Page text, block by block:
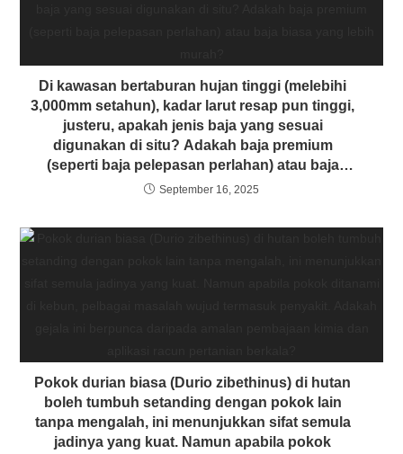
Di kawasan bertaburan hujan tinggi (melebihi
3,000mm setahun), kadar larut resap pun tinggi,
justeru, apakah jenis baja yang sesuai
digunakan di situ? Adakah baja premium
(seperti baja pelepasan perlahan) atau baja
biasa yang lebih murah?
September 16, 2025
Pokok durian biasa (Durio zibethinus) di hutan
boleh tumbuh setanding dengan pokok lain
tanpa mengalah, ini menunjukkan sifat semula
jadinya yang kuat. Namun apabila pokok